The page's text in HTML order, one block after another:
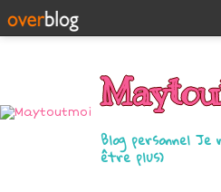
Blog personnel
être plus)